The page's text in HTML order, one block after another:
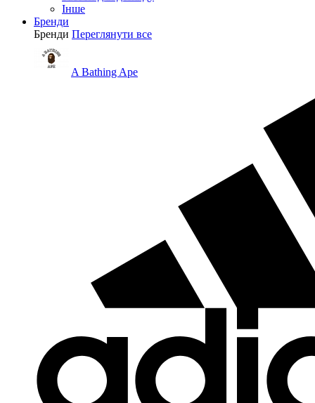
Інше
Бренди
Бренди Переглянути все
A Bathing Ape